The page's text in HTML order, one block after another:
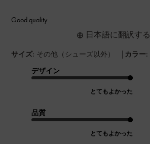
Good quality
サイズ: その他（シューズ以外） | カラー:
デザイン
とてもよかった
品質
とてもよかった
日本語に翻訳する